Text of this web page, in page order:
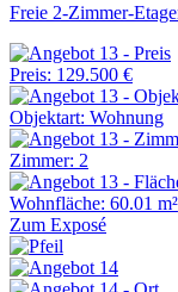
Freie 2-Zimmer-
Preis: 129.500 €
Objektart: Wohnung
Zimmer: 2
Wohnfläche: 60.01 m²
Zum Exposé